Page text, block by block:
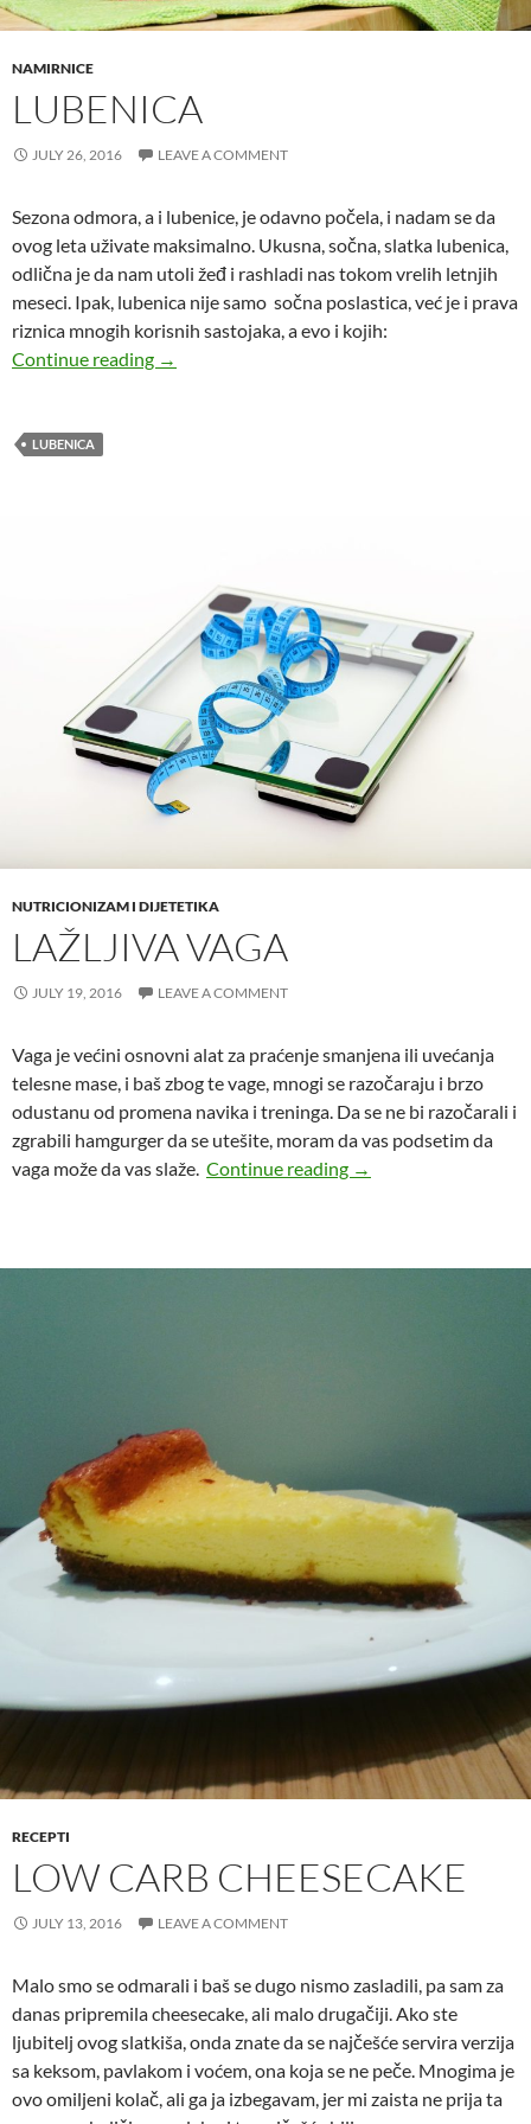
NAMIRNICE
LUBENICA
JULY 26, 2016 LEAVE A COMMENT
Sezona odmora, a i lubenice, je odavno počela, i nadam se da
ovog leta uživate maksimalno. Ukusna, sočna, slatka lubenica,
odlična je da nam utoli žeđ i rashladi nas tokom vrelih letnjih
meseci. Ipak, lubenica nije samo sočna poslastica, već je i prava
riznica mnogih korisnih sastojaka, a evo i kojih:
Continue reading
Lubenica
→
LUBENICA
NUTRICIONIZAM I DIJETETIKA
LAŽLJIVA VAGA
JULY 19, 2016 LEAVE A COMMENT
Vaga je većini osnovni alat za praćenje smanjena ili uvećanja
telesne mase, i baš zbog te vage, mnogi se razočaraju i brzo
odustanu od promena navika i treninga. Da se ne bi razočarali i
zgrabili hamgurger da se utešite, moram da vas podsetim da
vaga može da vas slaže. Continue reading Lažljiva vaga
→
RECEPTI
LOW CARB CHEESECAKE
JULY 13, 2016 LEAVE A COMMENT
Malo smo se odmarali i baš se dugo nismo zasladili, pa sam za
danas pripremila cheesecake, ali malo drugačiji. Ako ste
ljubitelj ovog slatkiša, onda znate da se najčešće servira verzija
sa keksom, pavlakom i voćem, ona koja se ne peče. Mnogima je
ovo omiljeni kolač, ali ga ja izbegavam, jer mi zaista ne prija ta